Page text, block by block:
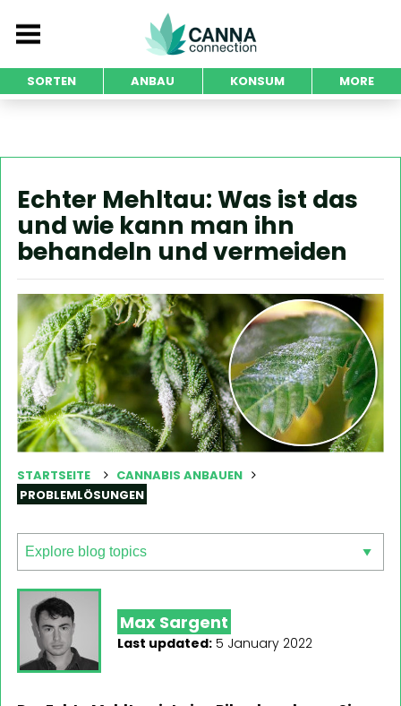
SORTEN ANBAU KONSUM MORE
Echter Mehltau: Was ist das
und wie kann man ihn
behandeln und vermeiden
STARTSEITE
CANNABIS ANBAUEN
PROBLEMLÖSUNGEN
Max Sargent
Last updated: 5 January 2022